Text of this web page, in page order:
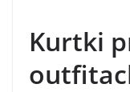
Kurtki